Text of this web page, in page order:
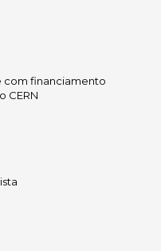
com financiamento
CERN